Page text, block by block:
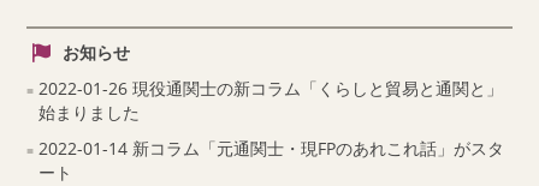
お知らせ
2022-01-26 現役通関士の新コラム「くらしと貿易と通関と」
始まりました
2022-01-14 新コラム「元通関士・現FPのあれこれ話」がスタ
ート